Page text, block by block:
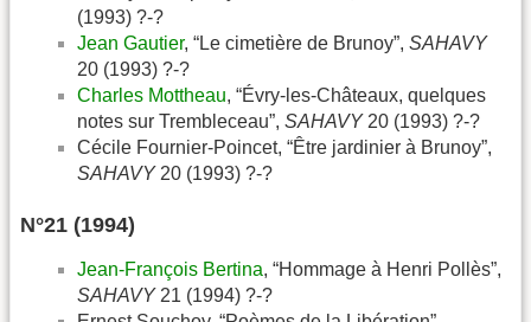
(1993) ?-?
Jean Gautier, “Le cimetière de Brunoy”, SAHAVY
20 (1993) ?-?
Charles Mottheau, “Évry-les-Châteaux, quelques
notes sur Trembleceau”, SAHAVY20 (1993) ?-?
Cécile Fournier-Poincet, “Être jardinier à Brunoy”,
SAHAVY20 (1993) ?-?
N°21 (1994)
Jean-François Bertina, “Hommage à Henri Pollès”,
SAHAVY21 (1994) ?-?